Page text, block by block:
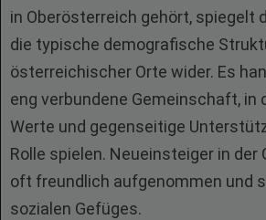
in Oberösterreich gehört, spiegelt
die typische demografische
österreichischer Orte wider. Es
eng verbundene Gemeinschaft, in
Werte und gegenseitige
Rolle spielen. Neueinsteiger in der
oft freundlich aufgenommen und
sozialen Gefüges.